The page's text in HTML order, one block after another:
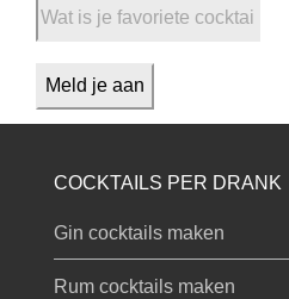
COCKTAILS PER DRANK
Gin cocktails maken
Rum cocktails maken